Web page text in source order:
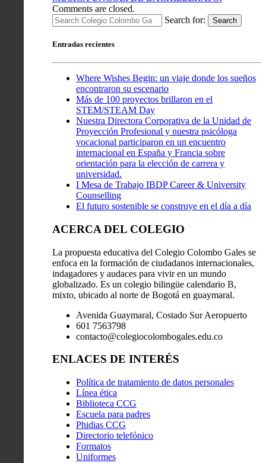
Comments are closed.
Search for:
Search
Entradas recientes
Where Wishes Begin: un viaje donde los sueños
encontraron su escenario
Más de 100 proyectos brillaron en el
STEM/STEAM Day
Nuestra Directora Corporativa de la Unidad de
Proyección Profesional y nuestra psicóloga
vocacional participaron en un encuentro
internacional en España y Francia sobre
orientación para la elección de carrera y
universidad.
I Mesa de Trabajo IBDP Career & University
Counselling
El futuro sostenible se construye en el día a día
ACERCA DEL COLEGIO
La propuesta educativa del Colegio Colombo Gales se
enfoca en la formación de ciudadanos internacionales,
indagadores y audaces para vivir en un mundo
globalizado. Es un colegio bilingüe calendario B,
mixto, ubicado al norte de Bogotá en guaymaral.
Avenida Guaymaral, Costado Sur Aeropuerto
601 7563798
contacto@colegiocolombogales.edu.co
ENLACES DE INTERÉS
Política de tratamiento de datos personales
Línea ética
Biblioteca CCG
Escuela para padres
Phidias CCG
Directorio telefónico
Formatos
Uniformes